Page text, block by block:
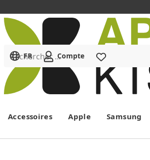
Menu
Rechercher ...
FR Compte
Accessoires Apple Samsung